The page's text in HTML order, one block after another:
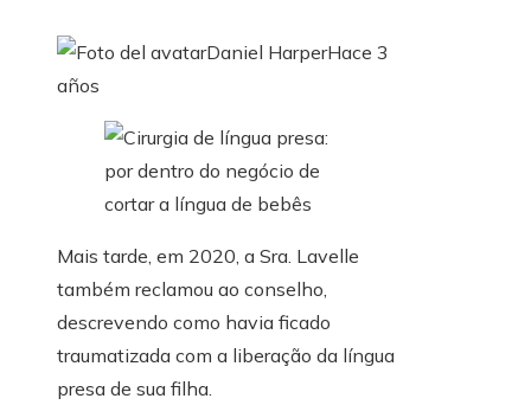
Daniel HarperHace 3
años
Mais tarde, em 2020, a Sra. Lavelle
também reclamou ao conselho,
descrevendo como havia ficado
traumatizada com a liberação da língua
presa de sua filha.